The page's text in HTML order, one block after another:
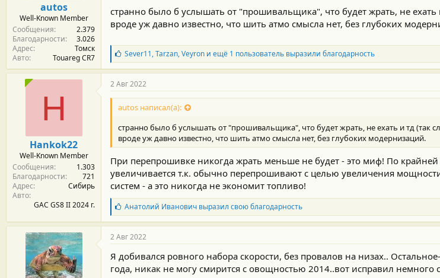
с
и
autos
Well-Known Member
Сообщения
2.379
Благодарности
3.026
Адрес
Томск
Авто
Touareg CR7
странно было б услышать от "прошивальщика", что будет жрать, не ехать
вроде уж давно известно, что шить атмо смысла нет, без глубоких
Б
л
а
г
о
д
а
н
о
с
т
и
:
Sever11,Tarzan,Veyronи ещё 1 пользователь выразили благодарность
H
Hankok22
Well-Known Member
Сообщения
1.303
Благодарности
721
Адрес
Сибирь
Авто
GAC GS8 II 2024 г.
2 Авг 2022
autos написал(а):
странно было б услышать от "прошивальщика", что будет жрать, не ехать и тд (так
вроде уж давно известно, что шить атмо смысла нет, без глубоких модернизаций.
При перепрошивке никогда жрать меньше не будет - это миф! По
увеличивается т.к. обычно перепрошивают с целью увеличения
систем - а это никогда не экономит топливо!
Б
л
а
г
о
д
а
р
Анатолий Ивановичвыразил свою благодарность
2 Авг 2022
Я добивался ровного набора скорости, без провалов на низах..
года, никак не могу смирится с овощностью 2014..вот исправил немного